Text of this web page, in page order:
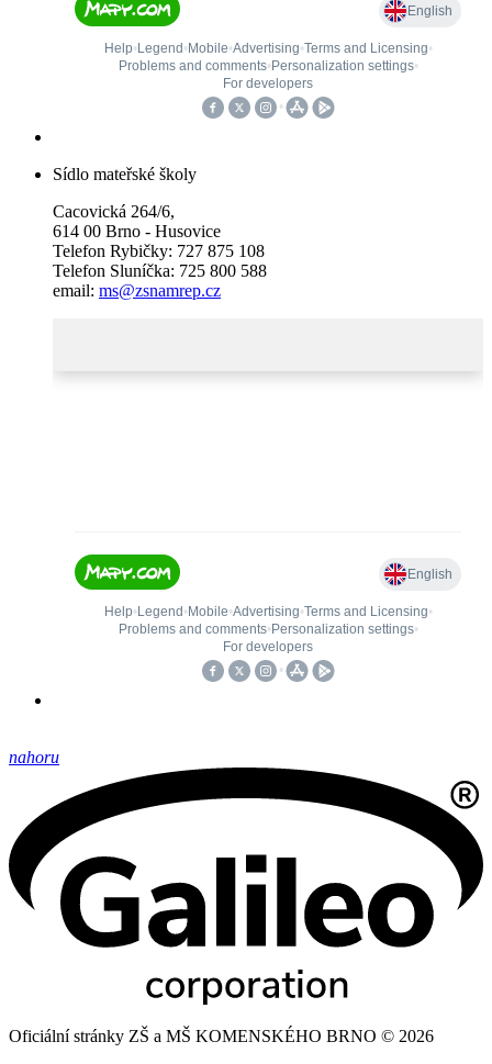
Sídlo mateřské školy
Cacovická 264/6,
614 00 Brno - Husovice
Telefon Rybičky: 727 875 108
Telefon Sluníčka: 725 800 588
email: ms@zsnamrep.cz
nahoru
Oficiální stránky ZŠ a MŠ KOMENSKÉHO BRNO © 2026